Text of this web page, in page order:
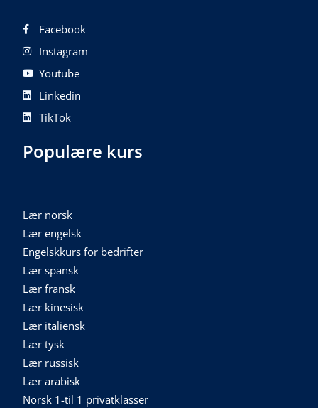
Facebook
Instagram
Youtube
Linkedin
TikTok
Populære kurs
Lær norsk
Lær engelsk
Engelskkurs for bedrifter
Lær spansk
Lær fransk
Lær kinesisk
Lær italiensk
Lær tysk
Lær russisk
Lær arabisk
Norsk 1-til 1 privatklasser